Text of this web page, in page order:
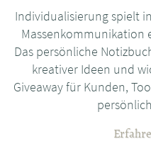
Individualisierung spielt
Massenkommunikation
Das persönliche
kreativer Ideen und
Giveaway für Kunden,